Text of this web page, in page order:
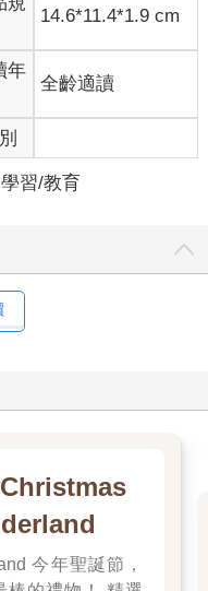
14.6*11.4*1.9 cm
年
全齡適讀
學習/教育
今年聖誕節，